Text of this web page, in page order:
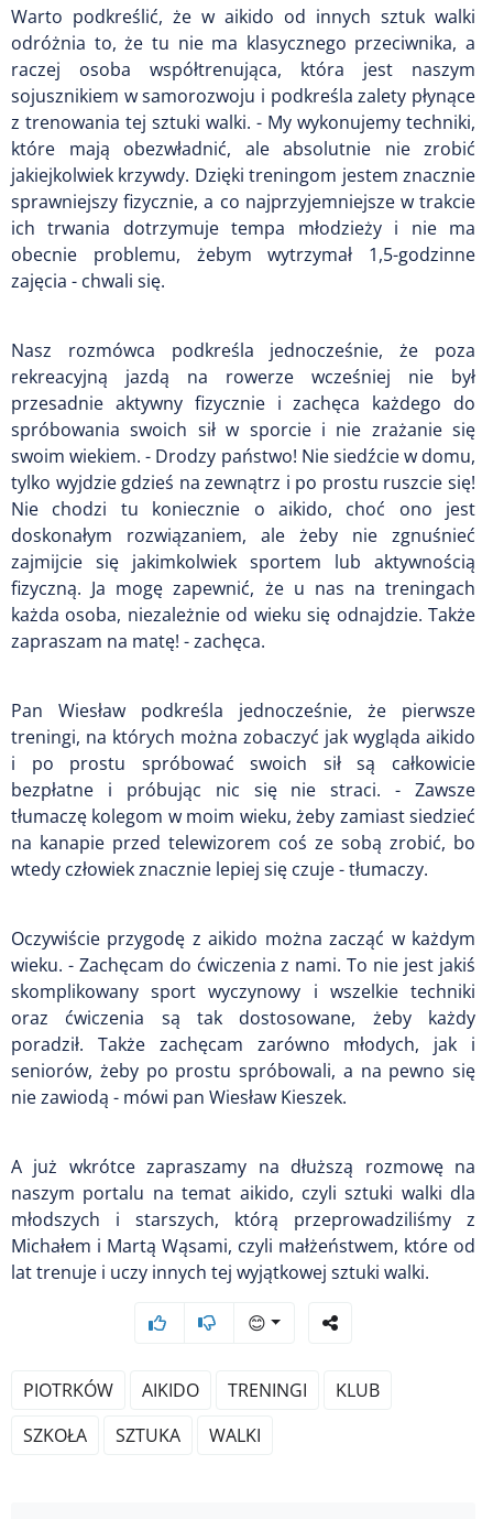
Warto podkreślić, że w aikido od innych sztuk walki
odróżnia to, że tu nie ma klasycznego przeciwnika, a
raczej osoba współtrenująca, która jest naszym
sojusznikiem w samorozwoju i podkreśla zalety płynące
z trenowania tej sztuki walki. - My wykonujemy techniki,
które mają obezwładnić, ale absolutnie nie zrobić
jakiejkolwiek krzywdy. Dzięki treningom jestem znacznie
sprawniejszy fizycznie, a co najprzyjemniejsze w trakcie
ich trwania dotrzymuje tempa młodzieży i nie ma
obecnie problemu, żebym wytrzymał 1,5-godzinne
zajęcia - chwali się.
Nasz rozmówca podkreśla jednocześnie, że poza
rekreacyjną jazdą na rowerze wcześniej nie był
przesadnie aktywny fizycznie i zachęca każdego do
spróbowania swoich sił w sporcie i nie zrażanie się
swoim wiekiem. - Drodzy państwo! Nie siedźcie w domu,
tylko wyjdzie gdzieś na zewnątrz i po prostu ruszcie się!
Nie chodzi tu koniecznie o aikido, choć ono jest
doskonałym rozwiązaniem, ale żeby nie zgnuśnieć
zajmijcie się jakimkolwiek sportem lub aktywnością
fizyczną. Ja mogę zapewnić, że u nas na treningach
każda osoba, niezależnie od wieku się odnajdzie. Także
zapraszam na matę! - zachęca.
Pan Wiesław podkreśla jednocześnie, że pierwsze
treningi, na których można zobaczyć jak wygląda aikido
i po prostu spróbować swoich sił są całkowicie
bezpłatne i próbując nic się nie straci. - Zawsze
tłumaczę kolegom w moim wieku, żeby zamiast siedzieć
na kanapie przed telewizorem coś ze sobą zrobić, bo
wtedy człowiek znacznie lepiej się czuje - tłumaczy.
Oczywiście przygodę z aikido można zacząć w każdym
wieku. - Zachęcam do ćwiczenia z nami. To nie jest jakiś
skomplikowany sport wyczynowy i wszelkie techniki
oraz ćwiczenia są tak dostosowane, żeby każdy
poradził. Także zachęcam zarówno młodych, jak i
seniorów, żeby po prostu spróbowali, a na pewno się
nie zawiodą - mówi pan Wiesław Kieszek.
A już wkrótce zapraszamy na dłuższą rozmowę na
naszym portalu na temat aikido, czyli sztuki walki dla
młodszych i starszych, którą przeprowadziliśmy z
Michałem i Martą Wąsami, czyli małżeństwem, które od
lat trenuje i uczy innych tej wyjątkowej sztuki walki.
😊
PIOTRKÓW AIKIDO TRENINGI
KLUB
SZKOŁA
SZTUKA WALKI